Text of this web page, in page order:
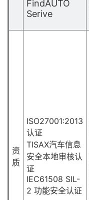
FindAUTO
Serive
资
质
ISO27001:2013
认证
TISAX汽车信息
安全本地审核认
证
IEC61508 SIL-
2 功能安全认证